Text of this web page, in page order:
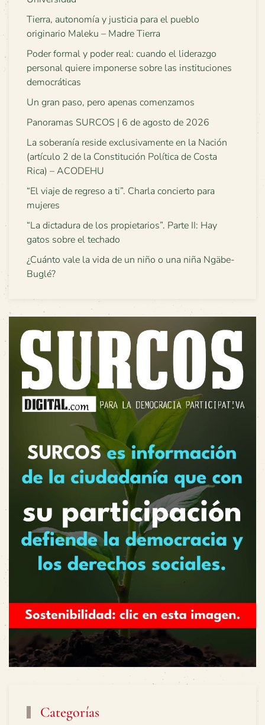
Tierra, autonomía y justicia para el pueblo
originario Maleku – Madre Tierra
Poder formal y poder real: cuando el liderazgo
personal quiere imponerse sobre las instituciones
democráticas
Un gran paso, pero apenas comenzamos
Panoramas SURCOS | 6 de agosto de 2026
La soberanía reside exclusivamente en la Nación
(artículo 2 de la Constitución Política de Costa
Rica) – ACODEHU
“El viaje de regreso a ti”. Charla concierto para
mujeres
“La dictadura de los propietarios”. Parte II: Hay
gatos sobre el techado
¿Cuánto vale la vida de un niño o una niña Ngäbe-
Buglé?
Categorías